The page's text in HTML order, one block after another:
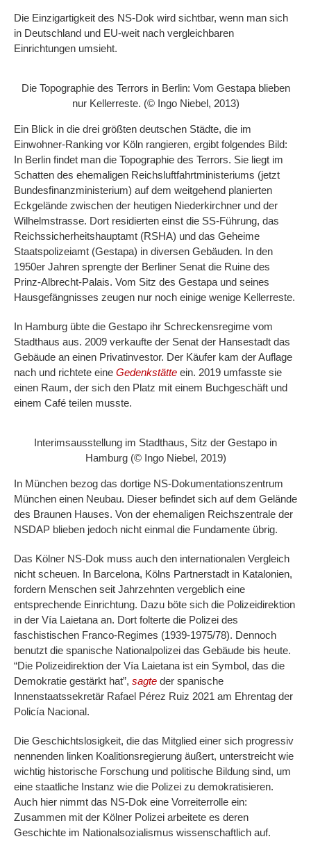
Die Einzigartigkeit des NS-Dok wird sichtbar, wenn man sich
in Deutschland und EU-weit nach vergleichbaren
Einrichtungen umsieht.
Die Topographie des Terrors in Berlin: Vom Gestapa blieben
nur Kellerreste. (© Ingo Niebel, 2013)
Ein Blick in die drei größten deutschen Städte, die im
Einwohner-Ranking vor Köln rangieren, ergibt folgendes Bild:
In Berlin findet man die Topographie des Terrors. Sie liegt im
Schatten des ehemaligen Reichsluftfahrtministeriums (jetzt
Bundesfinanzministerium) auf dem weitgehend planierten
Eckgelände zwischen der heutigen Niederkirchner und der
Wilhelmstrasse. Dort residierten einst die SS-Führung, das
Reichssicherheitshauptamt (RSHA) und das Geheime
Staatspolizeiamt (Gestapa) in diversen Gebäuden. In den
1950er Jahren sprengte der Berliner Senat die Ruine des
Prinz-Albrecht-Palais. Vom Sitz des Gestapa und seines
Hausgefängnisses zeugen nur noch einige wenige Kellerreste.
In Hamburg übte die Gestapo ihr Schreckensregime vom
Stadthaus aus. 2009 verkaufte der Senat der Hansestadt das
Gebäude an einen Privatinvestor. Der Käufer kam der Auflage
nach und richtete eine Gedenkstätte ein. 2019 umfasste sie
einen Raum, der sich den Platz mit einem Buchgeschäft und
einem Café teilen musste.
Interimsausstellung im Stadthaus, Sitz der Gestapo in
Hamburg (© Ingo Niebel, 2019)
In München bezog das dortige NS-Dokumentationszentrum
München einen Neubau. Dieser befindet sich auf dem Gelände
des Braunen Hauses. Von der ehemaligen Reichszentrale der
NSDAP blieben jedoch nicht einmal die Fundamente übrig.
Das Kölner NS-Dok muss auch den internationalen Vergleich
nicht scheuen. In Barcelona, Kölns Partnerstadt in Katalonien,
fordern Menschen seit Jahrzehnten vergeblich eine
entsprechende Einrichtung. Dazu böte sich die Polizeidirektion
in der Vía Laietana an. Dort folterte die Polizei des
faschistischen Franco-Regimes (1939-1975/78). Dennoch
benutzt die spanische Nationalpolizei das Gebäude bis heute.
“Die Polizeidirektion der Vía Laietana ist ein Symbol, das die
Demokratie gestärkt hat”, sagte der spanische
Innenstaatssekretär Rafael Pérez Ruiz 2021 am Ehrentag der
Policía Nacional.
Die Geschichtslosigkeit, die das Mitglied einer sich progressiv
nennenden linken Koalitionsregierung äußert, unterstreicht wie
wichtig historische Forschung und politische Bildung sind, um
eine staatliche Instanz wie die Polizei zu demokratisieren.
Auch hier nimmt das NS-Dok eine Vorreiterrolle ein:
Zusammen mit der Kölner Polizei arbeitete es deren
Geschichte im Nationalsozialismus wissenschaftlich auf.